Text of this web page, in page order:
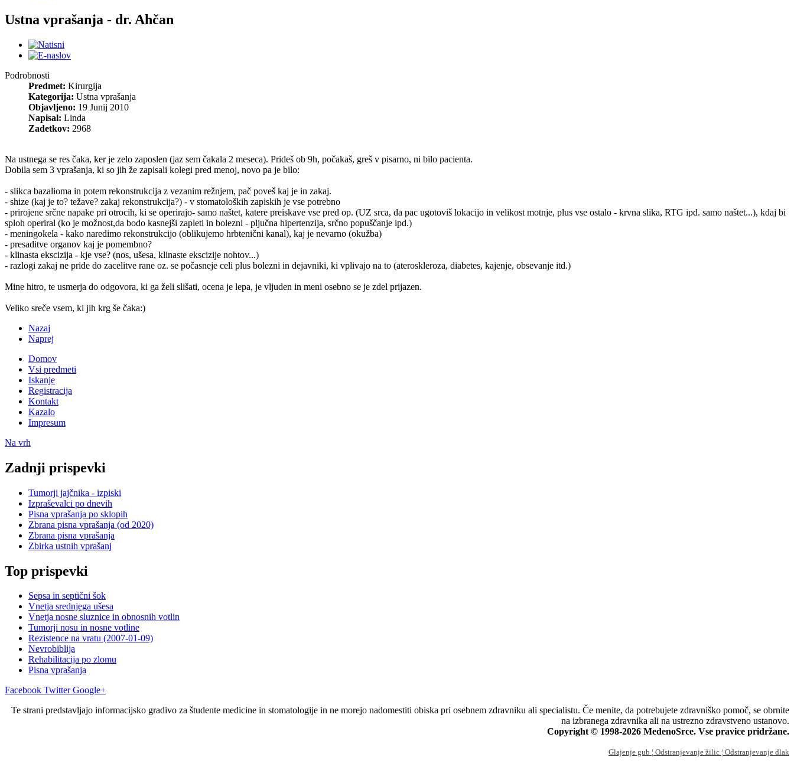
Ustna vprašanja - dr. Ahčan
Podrobnosti
Predmet: Kirurgija
Kategorija: Ustna vprašanja
Objavljeno: 19 Junij 2010
Napisal: Linda
Zadetkov: 2968
Na ustnega se res čaka, ker je zelo zaposlen (jaz sem čakala 2 meseca). Prideš ob 9h, počakaš, greš v pisarno, ni bilo pacienta.
Dobila sem 3 vprašanja, ki so jih že zapisali kolegi pred menoj, novo pa je bilo:
- slikca bazalioma in potem rekonstrukcija z vezanim režnjem, pač poveš kaj je in zakaj.
- shize (kaj je to? težave? zakaj rekonstrukcija?) - v stomatoloških zapiskih je vse potrebno
- prirojene srčne napake pri otrocih, ki se operirajo- samo naštet, katere preiskave vse pred op. (UZ srca, da pac ugotoviš lokacijo in velikost motnje, plus vse ostalo - krvna slika, RTG ipd. samo naštet...), kdaj bi
sploh operiral (ko je možnost,da bodo kasnejši zapleti in bolezni - pljučna hipertenzija, srčno popuščanje ipd.)
- meningokela - kako naredimo rekonstrukcijo (oblikujemo hrbtenični kanal), kaj je nevarno (okužba)
- presaditve organov kaj je pomembno?
- klinasta ekscizija - kje vse? (nos, ušesa, klinaste ekscizije nohtov...)
- razlogi zakaj ne pride do zacelitve rane oz. se počasneje celi plus bolezni in dejavniki, ki vplivajo na to (ateroskleroza, diabetes, kajenje, obsevanje itd.)
Mine hitro, te usmerja do odgovora, ki ga želi slišati, ocena je lepa, je vljuden in meni osebno se je zdel prijazen.
Veliko sreče vsem, ki jih krg še čaka:)
Nazaj
Naprej
Domov
Vsi predmeti
Iskanje
Registracija
Kontakt
Kazalo
Impresum
Na vrh
Zadnji prispevki
Tumorji jajčnika - izpiski
Izpraševalci po dnevih
Pisna vprašanja po sklopih
Zbrana pisna vprašanja (od 2020)
Zbrana pisna vprašanja
Zbirka ustnih vprašanj
Top prispevki
Sepsa in septični šok
Vnetja srednjega ušesa
Vnetja nosne sluznice in obnosnih votlin
Tumorji nosu in nosne votline
Rezistence na vratu (2007-01-09)
Nevrobiblija
Rehabilitacija po zlomu
Pisna vprašanja
Facebook Twitter Google+
Te strani predstavljajo informacijsko gradivo za študente medicine in stomatologije in ne morejo nadomestiti obiska pri osebnem zdravniku ali specialistu. Če menite, da potrebujete zdravniško pomoč, se obrnite
na izbranega zdravnika ali na ustrezno zdravstveno ustanovo.
Copyright © 1998-2026 MedenoSrce. Vse pravice pridržane.
Glajenje gub ¦ Odstranjevanje žilic ¦ Odstranjevanje dlak